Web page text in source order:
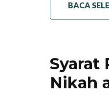
BACA
Syarat
Nikah